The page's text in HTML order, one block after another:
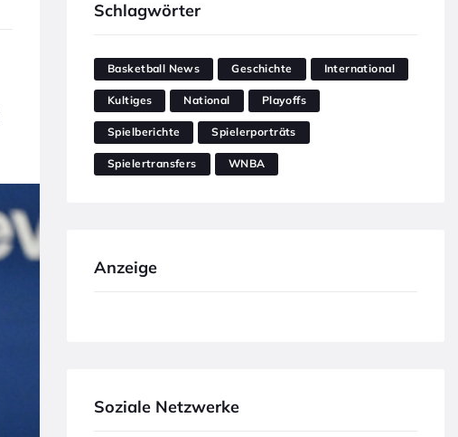
Schlagwörter
Basketball News Geschichte International
Kultiges National Playoffs
Spielberichte Spielerporträts
Spielertransfers WNBA
Anzeige
Soziale Netzwerke